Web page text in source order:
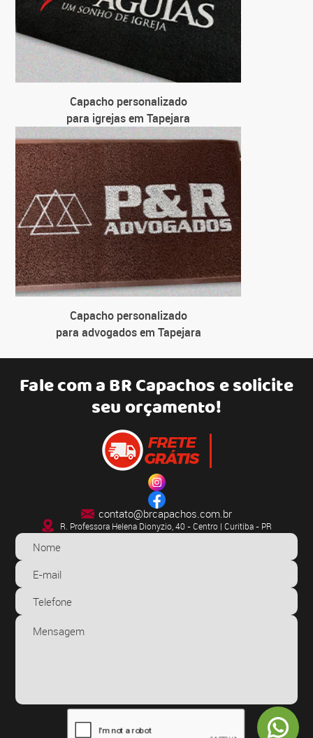
Capacho personalizado
para igrejas em Tapejara
Capacho personalizado
para advogados em Tapejara
Fale com aBR Capachose solicite
seu orçamento!
contato@brcapachos.com.br
R. Professora Helena Dionyzio, 40 - Centro | Curitiba - PR